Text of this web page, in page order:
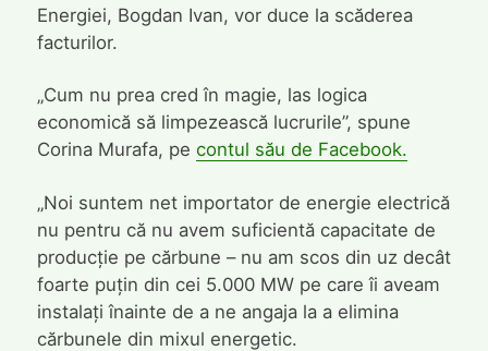
Energiei, Bogdan Ivan, vor duce la scăderea
facturilor.
„Cum nu prea cred în magie, las logica
economică să limpezească lucrurile”, spune
Corina Murafa, pe contul său de Facebook.
„Noi suntem net importator de energie electrică
nu pentru că nu avem suficientă capacitate de
producție pe cărbune – nu am scos din uz decât
foarte puțin din cei 5.000 MW pe care îi aveam
instalați înainte de a ne angaja la a elimina
cărbunele din mixul energetic.